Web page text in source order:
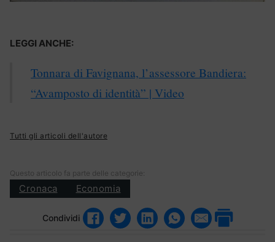
LEGGI ANCHE:
Tonnara di Favignana, l’assessore Bandiera:
“Avamposto di identità” | Video
Tutti gli articoli dell'autore
Questo articolo fa parte delle categorie:
Cronaca Economia
Condividi